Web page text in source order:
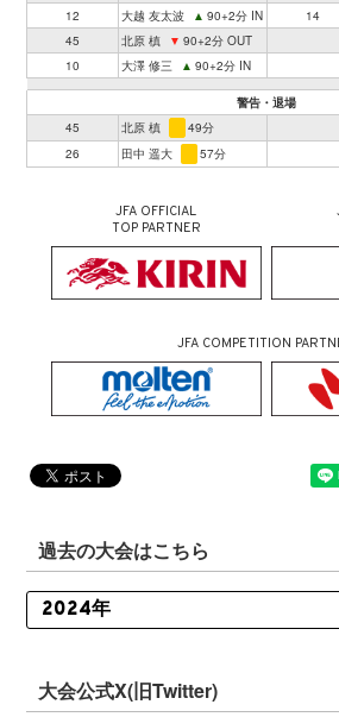
12
大越 友太波 ▲ 90+2分 IN 14
45
北原 槙 ▼ 90+2分 OUT
10
大澤 修三 ▲ 90+2分 IN
警告・退場
45
北原 槙
49分
26
田中 遥大 57分
JFA OFFICIAL
TOP PARTNER
JFA COMPETITION
過去の大会はこちら
大会公式X(旧Twitter)